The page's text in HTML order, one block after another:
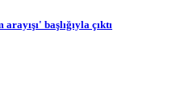
başlığıyla çıktı